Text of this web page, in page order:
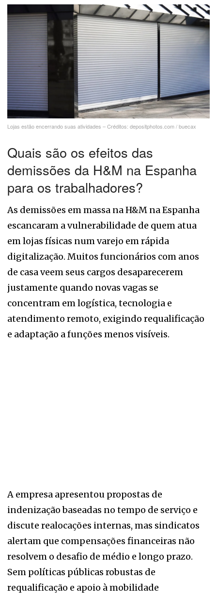
Lojas estão encerrando suas atividades – Créditos: depositphotos.com / buecax
Quais são os efeitos das
demissões da H&M na Espanha
para os trabalhadores?
As demissões em massa na H&M na Espanha
escancaram a vulnerabilidade de quem atua
em lojas físicas num varejo em rápida
digitalização. Muitos funcionários com anos
de casa veem seus cargos desaparecerem
justamente quando novas vagas se
concentram em logística, tecnologia e
atendimento remoto, exigindo requalificação
e adaptação a funções menos visíveis.
A empresa apresentou propostas de
indenização baseadas no tempo de serviço e
discute realocações internas, mas sindicatos
alertam que compensações financeiras não
resolvem o desafio de médio e longo prazo.
Sem políticas públicas robustas de
requalificação e apoio à mobilidade